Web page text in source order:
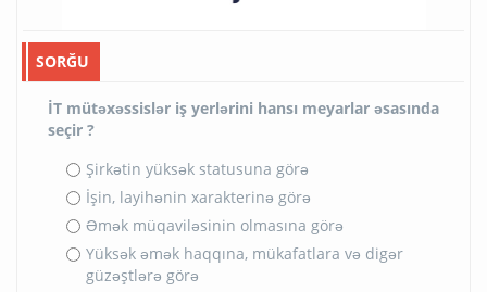
SORĞU
İT mütəxəssislər iş yerlərini hansı meyarlar əsasında
seçir ?
Şirkətin yüksək statusuna görə
İşin, layihənin xarakterinə görə
Əmək müqaviləsinin olmasına görə
Yüksək əmək haqqına, mükafatlara və digər
güzəştlərə görə